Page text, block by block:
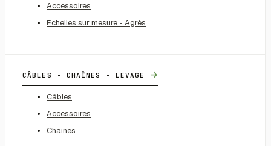
Accessoires
Echelles sur mesure - Agrès
CÂBLES - CHAÎNES - LEVAGE →
Câbles
Accessoires
Chaines